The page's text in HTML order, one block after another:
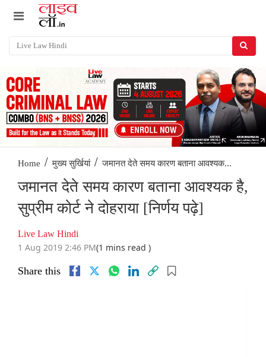
Home / मुख्य सुर्खियां / जमानत देते समय कारण बताना आवश्यक...
जमानत देते समय कारण बताना आवश्यक है,
सुप्रीम कोर्ट ने दोहराया [निर्णय पढ़े]
Live Law Hindi
1 Aug 2019 2:46 PM(1 mins read )
Share this